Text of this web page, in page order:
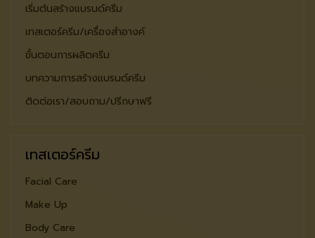
เริ่มต้นสร้างแบรนด์ครีม
เทสเตอร์ครีม/เครื่องสำอางค์
ขั้นตอนการผลิตครีม
บทความการสร้างแบรนด์ครีม
ติดต่อเรา/สอบถาม/ปรีกษาฟรี
เทสเตอร์ครีม
Facial Care
Make Up
Body Care